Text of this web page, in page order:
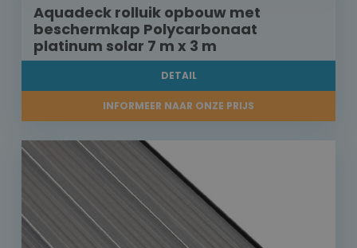
Aquadeck rolluik opbouw met
beschermkap Polycarbonaat
platinum solar 7 m x 3 m
DETAIL
INFORMEER NAAR ONZE PRIJS